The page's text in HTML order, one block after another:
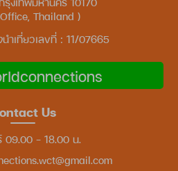
Thailand )
ำเที่ยวเลขที่ : 11/07665
Us
09.00 - 18.00 น.